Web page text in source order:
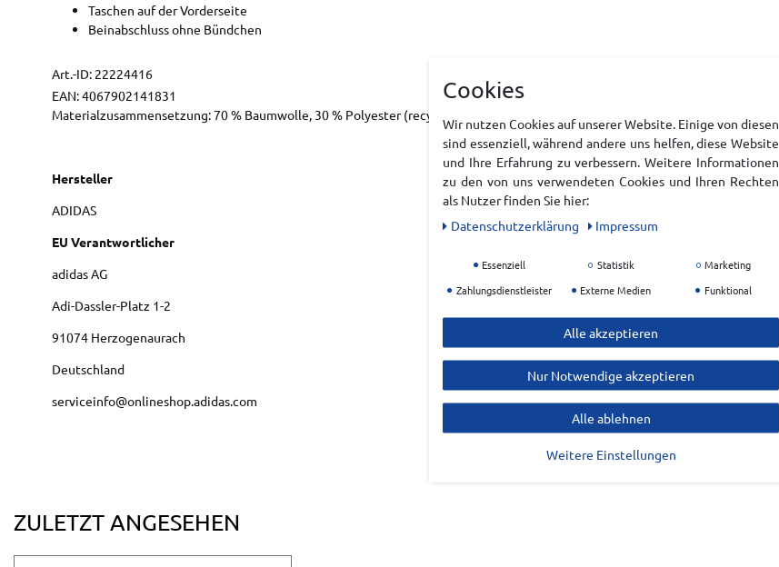
Taschen auf der Vorderseite
Beinabschluss ohne Bündchen
Art.-ID: 22224416
EAN:4067902141831
Materialzusammensetzung: 70 % Baumwolle, 30 % Polyester (recycelt)
Hersteller
ADIDAS
EU Verantwortlicher
adidas AG
Adi-Dassler-Platz 1-2
91074 Herzogenaurach
Deutschland
serviceinfo@onlineshop.adidas.com
ZULETZT ANGESEHEN
Cookies
Wir nutzen Cookies auf unserer Website. Einige von diesen
sind essenziell, während andere uns helfen, diese Website
und Ihre Erfahrung zu verbessern. Weitere Informationen
zu den von uns verwendeten Cookies und Ihren Rechten
als Nutzer finden Sie hier:
Daten­schutz­erklärung
Impressum
Essenziell Statistik
Marketing
Zahlungsdienstleister
Externe Medien Funktional
Alle akzeptieren
Nur Notwendige akzeptieren
Alle ablehnen
Weitere Einstellungen